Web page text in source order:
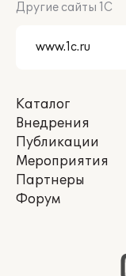
Другие сайты 1С
Каталог
Внедрения
Публикации
Мероприятия
Партнеры
Форум